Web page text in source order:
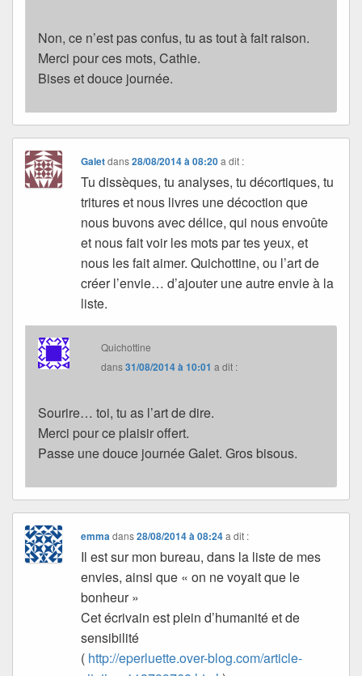
Non, ce n’est pas confus, tu as tout à fait raison.
Merci pour ces mots, Cathie.
Bises et douce journée.
Galetdans28/08/2014 à 08:20 a dit :
Tu dissèques, tu analyses, tu décortiques, tu
tritures et nous livres une décoction que
nous buvons avec délice, qui nous envoûte
et nous fait voir les mots par tes yeux, et
nous les fait aimer. Quichottine, ou l’art de
créer l’envie… d’ajouter une autre envie à la
liste.
Quichottine
dans31/08/2014 à 10:01 a dit :
Sourire… toi, tu as l’art de dire.
Merci pour ce plaisir offert.
Passe une douce journée Galet. Gros bisous.
emmadans28/08/2014 à 08:24 a dit :
Il est sur mon bureau, dans la liste de mes
envies, ainsi que « on ne voyait que le
bonheur »
Cet écrivain est plein d’humanité et de
sensibilité
( http://eperluette.over-blog.com/article-